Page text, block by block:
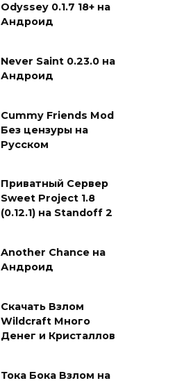
Odyssey 0.1.7 18+ на
Андроид
Never Saint 0.23.0 на
Андроид
Cummy Friends Mod
Без цензуры на
Русском
Приватный Сервер
Sweet Project 1.8
(0.12.1) на Standoff 2
Another Chance на
Андроид
Скачать Взлом
Wildcraft Много
Денег и Кристаллов
Тока Бока Взлом на